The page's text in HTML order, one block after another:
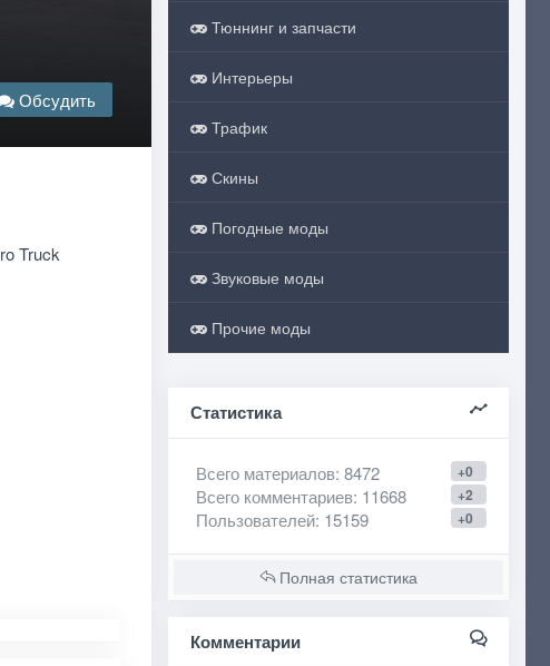
Обсудить
Truck
Тюннинг и запчасти
Интерьеры
Трафик
Скины
Погодные моды
Звуковые моды
Прочие моды
Статистика
+0
Всего материалов: 8472
+2
Всего комментариев: 11668
+0
Пользователей: 15159
Полная статистика
Комментарии